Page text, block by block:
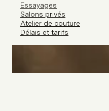
Essayages
Salons privés
Atelier de couture
Délais et tarifs